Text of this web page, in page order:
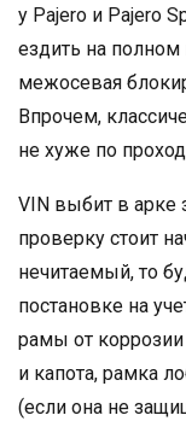
у Pajero и Pajero
ездить на полном
межосевая
Впрочем,
не хуже по
VIN выбит в арке
проверку стоит
нечитаемый, то
постановке на
рамы от
и капота, рамка
(если она не